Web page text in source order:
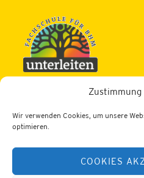
Zustimmung
Wir verwenden Cookies, um unsere
optimieren.
COOKIES
Fachschule für Betriebs- u.
Dornleiten 1, 3343
Tel.: 07445/204
Fax: 07445/476
Web:https://lfs-